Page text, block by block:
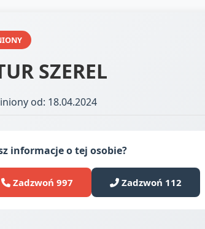
SZEREL
od: 18.04.2024
informacje o tej osobie?
Zadzwoń 997 Zadzwoń 112